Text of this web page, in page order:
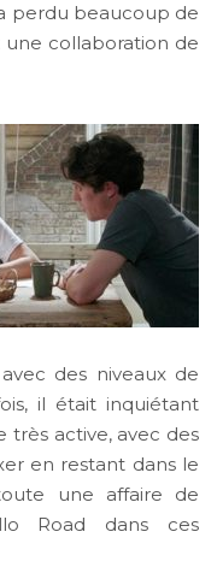
a perdu beaucoup de
une collaboration de
des niveaux de
il était inquiétant
très active, avec des
en restant dans le
une affaire de
Road dans ces